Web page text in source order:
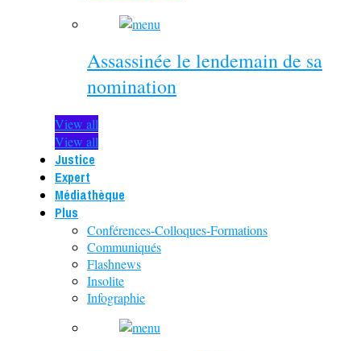
Assassinée le lendemain de sa
nomination
View all
View all
Justice
Expert
Médiathèque
Plus
Conférences-Colloques-Formations
Communiqués
Flashnews
Insolite
Infographie